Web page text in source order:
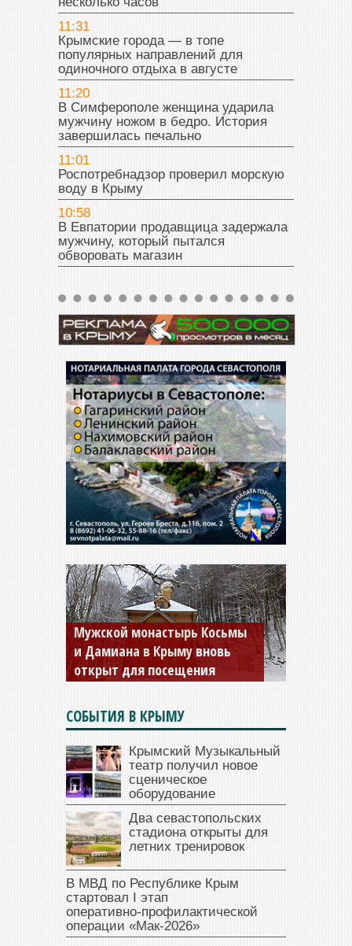
11:31
Крымские города — в топе
популярных направлений для
одиночного отдыха в августе
11:20
В Симферополе женщина ударила
мужчину ножом в бедро. История
завершилась печально
11:01
Роспотребнадзор проверил морскую
воду в Крыму
10:58
В Евпатории продавщица задержала
мужчину, который пытался
обворовать магазин
Мужской монастырь Косьмы
и Дамиана в Крыму вновь
открыт для посещения
СОБЫТИЯ В КРЫМУ
Крымский Музыкальный
театр получил новое
сценическое
оборудование
Два севастопольских
стадиона открыты для
летних тренировок
В МВД по Республике Крым
стартовал I этап
оперативно‑профилактической
операции «Мак‑2026»